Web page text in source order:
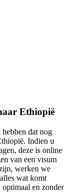
Ethiopië
dat nog
Indien u
deze is online
van een visum
werken we
wat komt
en zonder